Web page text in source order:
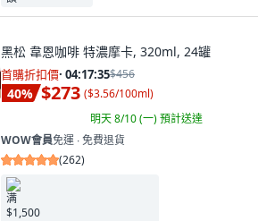
黑松 韋恩咖啡 特濃摩卡, 320ml, 24罐
首購折扣價· 04:17:34$456
40% $273 ($3.56/100ml)
明天 8/10 (一)預計送達
WOW會員免運 ∙ 免費退貨
(262)